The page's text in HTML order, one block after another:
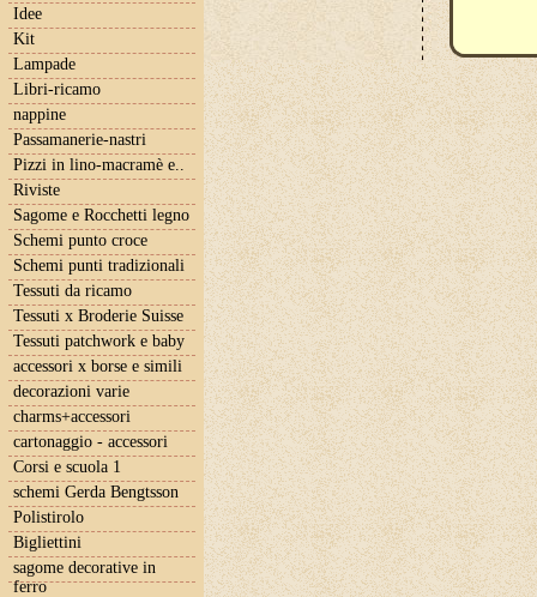
Idee
Kit
Lampade
Libri-ricamo
nappine
Passamanerie-nastri
Pizzi in lino-macramè e..
Riviste
Sagome e Rocchetti legno
Schemi punto croce
Schemi punti tradizionali
Tessuti da ricamo
Tessuti x Broderie Suisse
Tessuti patchwork e baby
accessori x borse e simili
decorazioni varie
charms+accessori
cartonaggio - accessori
Corsi e scuola 1
schemi Gerda Bengtsson
Polistirolo
Bigliettini
sagome decorative in
ferro